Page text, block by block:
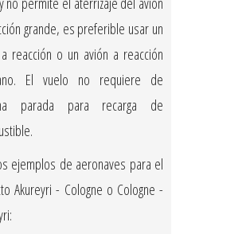
grande, es preferible usar un
reacción o un avión a reacción
El vuelo no requiere de
parada para recarga de
ejemplos de aeronaves para el
Akureyri - Cologne o Cologne -